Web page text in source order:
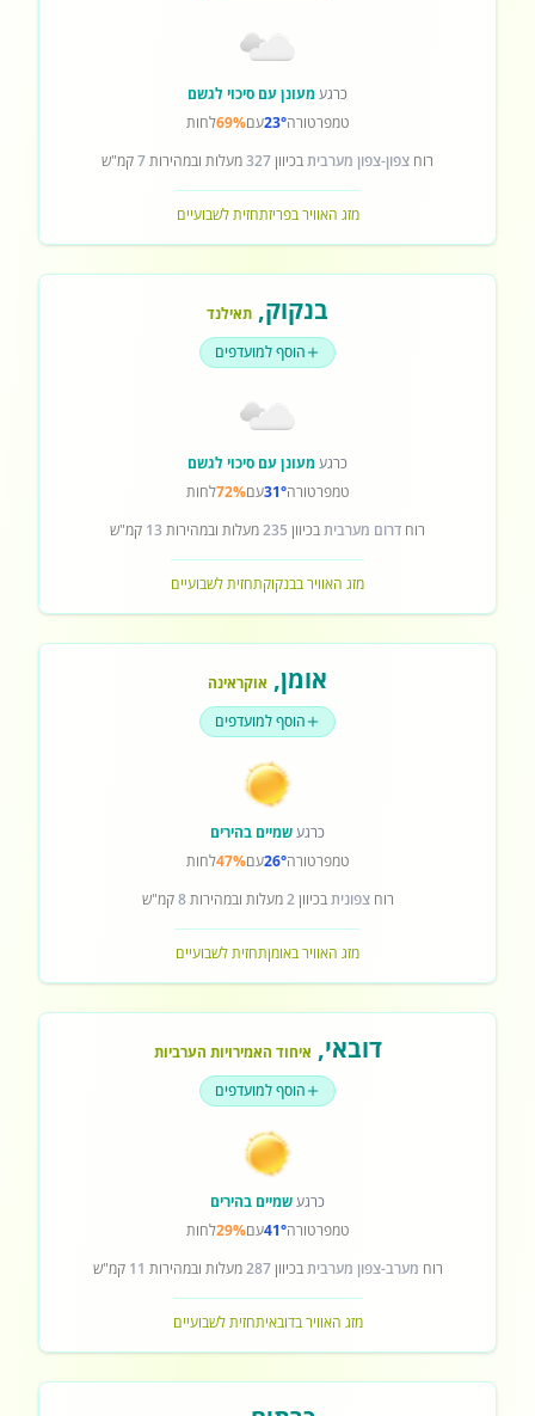
כרגעמעונן עם סיכוי לגשם
טמפרטורה23°עם69%לחות
רוח צפון-צפון מערביתבכיוון327מעלות ובמהירות7קמ"ש
מזג האוויר בפריזתחזית לשבועיים
בנקוק, תאילנד
הוסף למועדפים
כרגעמעונן עם סיכוי לגשם
טמפרטורה31°עם72%לחות
רוח דרום מערביתבכיוון 235מעלות ובמהירות 13 קמ"ש
מזג האוויר בבנקוקתחזית לשבועיים
אומן, אוקראינה
הוסף למועדפים
כרגעשמיים בהירים
טמפרטורה26°עם47%לחות
רוחצפוניתבכיוון2מעלות ובמהירות8קמ"ש
מזג האוויר באומןתחזית לשבועיים
דובאי, איחוד האמירויות הערביות
הוסף למועדפים
כרגעשמיים בהירים
טמפרטורה41°עם29%לחות
רוח מערב-צפון מערביתבכיוון287מעלות ובמהירות 11 קמ"ש
מזג האוויר בדובאיתחזית לשבועיים